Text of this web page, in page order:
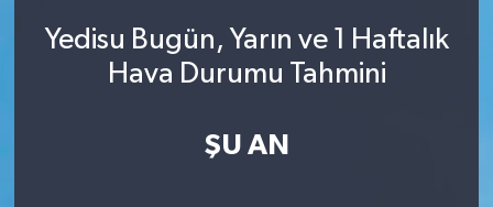
Yedisu Bugün, Yarın ve 1 Haftalık
Hava Durumu Tahmini
ŞU AN
Trafik Durumu
Süper Lig Puan Durumu ve Fikstür